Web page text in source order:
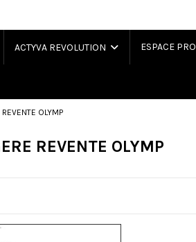
ACTYVA REVOLUTION ESPACE PRO
REVENTE OLYMP
REVENTE OLYMP